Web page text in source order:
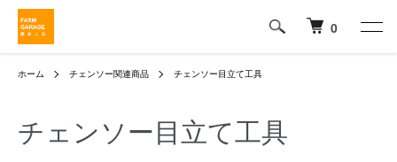
0
ホーム チェンソー関連商品 チェンソー目立て工具
チェンソー目立て工具